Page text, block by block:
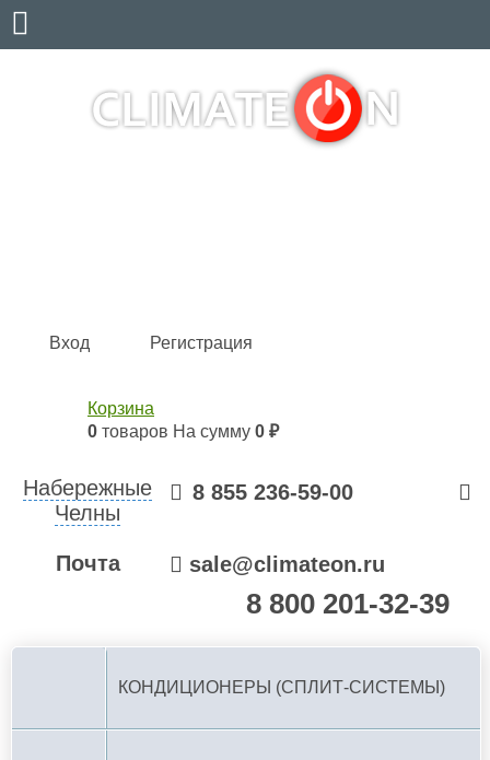
Вход Регистрация
Корзина
0 товаров На сумму 0 ₽
Набережные
Челны
8 855 236-59-00
Почта sale@climateon.ru
8 800 201-32-39
КОНДИЦИОНЕРЫ (СПЛИТ-СИСТЕМЫ)